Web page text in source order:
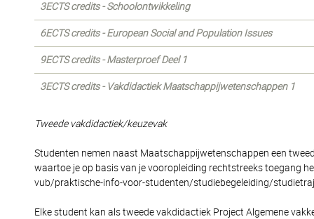
3ECTS credits - Schoolontwikkeling
6ECTS credits - European Social and Population Issues
9ECTS credits - Masterproef Deel 1
3ECTS credits - Vakdidactiek Maatschappijwetenschappen 1
Tweede vakdidactiek/keuzevak
Studenten nemen naast Maatschappijwetenschappen een
waartoe je op basis van je vooropleiding rechtstreeks toegang
vub/praktische-info-voor-studenten/studiebegeleiding/
Elke student kan als tweede vakdidactiek Project Algemene